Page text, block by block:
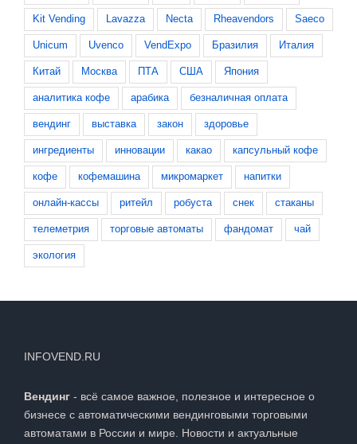
Kit Vending Lavazza Necta Rheavendors Saeco
Unicum Uvenco VendExpo Бразилия Италия
Китай Москва ПТА США Япония
аналитика кофе арабика безналичная оплата
вендинг выставка закон здоровье
ингредиенты инновации какао капсульный кофе
кофе кофемашина микромаркет напитки
онлайн-кассы ритейл робуста снек стаканы
телеметрия торговые автоматы фандомат чай
экология
INFOVEND.RU
Вендинг - всё самое важное, полезное и интересное о
бизнесе с автоматическими вендинговыми торговыми
автоматами в России и мире. Новости и актуальные